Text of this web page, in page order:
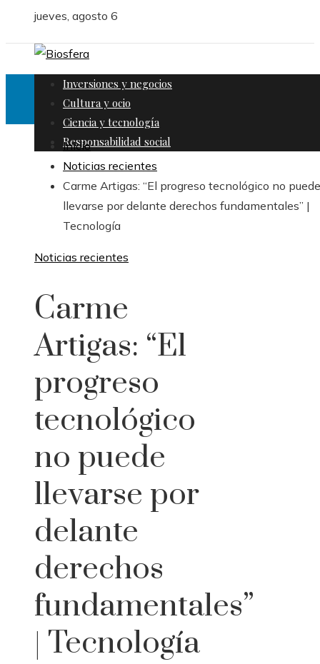
jueves, agosto 6
Inversiones y negocios
Cultura y ocio
Ciencia y tecnología
Responsabilidad social
Inicio
Noticias recientes
Carme Artigas: “El progreso tecnológico no puede
llevarse por delante derechos fundamentales” |
Tecnología
Noticias recientes
Carme
Artigas: “El
progreso
tecnológico
no puede
llevarse por
delante
derechos
fundamentales”
| Tecnología